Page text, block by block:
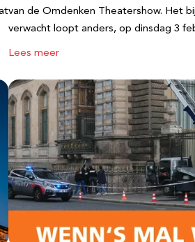
van de Omdenken Theatershow. Het
verwacht loopt anders, op dinsdag 3
Lees meer